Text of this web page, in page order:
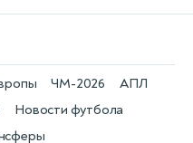
Новости футбола
ЧМ-2026 АПЛ